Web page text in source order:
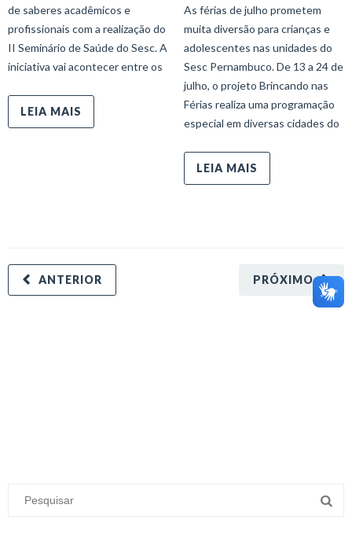
de saberes acadêmicos e
profissionais com a realização do
II Seminário de Saúde do Sesc. A
iniciativa vai acontecer entre os
LEIA MAIS
As férias de julho prometem
muita diversão para crianças e
adolescentes nas unidades do
Sesc Pernambuco. De 13 a 24 de
julho, o projeto Brincando nas
Férias realiza uma programação
especial em diversas cidades do
LEIA MAIS
PRÓXIMO
ANTERIOR